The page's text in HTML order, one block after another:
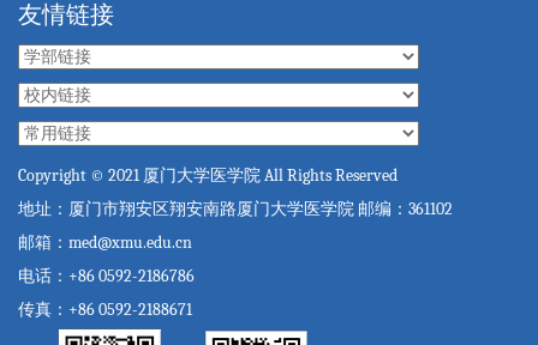
友情链接
Copyright © 2021 厦门大学医学院 All Rights Reserved
地址：厦门市翔安区翔安南路厦门大学医学院 邮编：361102
邮箱：med@xmu.edu.cn
电话：+86 0592-2186786
传真：+86 0592-2188671